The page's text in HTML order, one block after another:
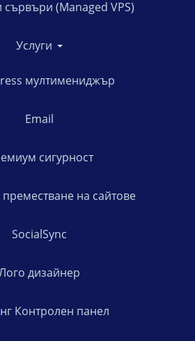
сървъри (Managed VPS)
Услуги
мултимениджър
Email
сигурност
на сайтове
SocialSync
дизайнер
Контролен панел